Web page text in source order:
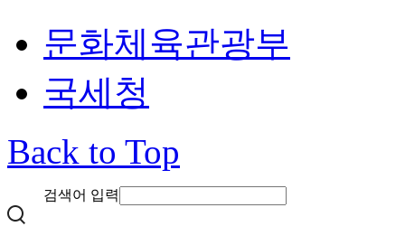
문화체육관광부
국세청
Back to Top
검색어 입력